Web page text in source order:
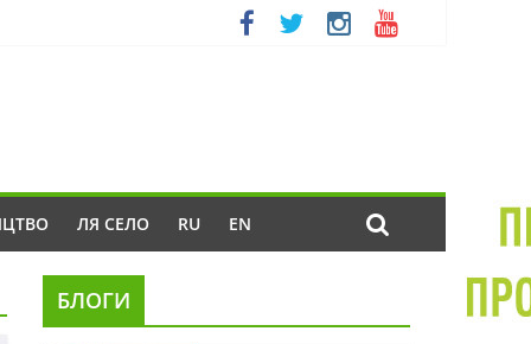
ЛЯ СЕЛО RU EN
БЛОГИ